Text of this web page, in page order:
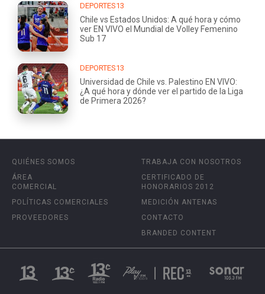
DEPORTES13
Chile vs Estados Unidos: A qué hora y cómo
ver EN VIVO el Mundial de Volley Femenino
Sub 17
DEPORTES13
Universidad de Chile vs. Palestino EN VIVO:
¿A qué hora y dónde ver el partido de la Liga
de Primera 2026?
QUIÉNES SOMOS
ÁREA
COMERCIAL
POLÍTICAS COMERCIALES
PROVEEDORES
TRABAJA CON NOSOTROS
CERTIFICADO DE
HONORARIOS 2012
MEDICIÓN ANTENAS
CONTACTO
BRANDED CONTENT